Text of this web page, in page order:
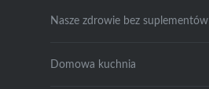
Nasze zdrowie bez suplementów
Domowa kuchnia